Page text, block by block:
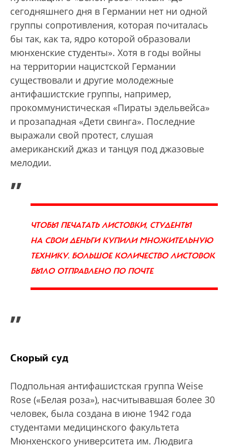
сегодняшнего дня в Германии нет ни одной
группы сопротивления, которая почиталась
бы так, как та, ядро которой образовали
мюнхенские студенты». Хотя в годы войны
на территории нацистской Германии
существовали и другие молодежные
антифашистские группы, например,
прокоммунистическая «Пираты эдельвейса»
и прозападная «Дети свинга». Последние
выражали свой протест, слушая
американский джаз и танцуя под джазовые
мелодии.
„
ЧТОБЫ ПЕЧАТАТЬ ЛИСТОВКИ, СТУДЕНТЫ
НА СВОИ ДЕНЬГИ КУПИЛИ МНОЖИТЕЛЬНУЮ
ТЕХНИКУ. БОЛЬШОЕ КОЛИЧЕСТВО ЛИСТОВОК
БЫЛО ОТПРАВЛЕНО ПО ПОЧТЕ
”
Скорый суд
Подпольная антифашистская группа Weise
Rose («Белая роза»), насчитывавшая более 30
человек, была создана в июне 1942 года
студентами медицинского факультета
Мюнхенского университета им. Людвига